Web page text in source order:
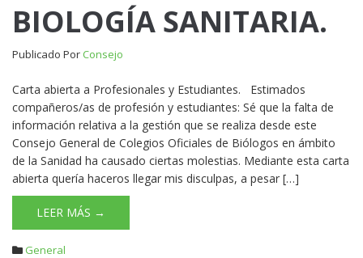
SANITARIA.
BIOLOGÍA SANITARIA.
Publicado Por Consejo
Carta abierta a Profesionales y Estudiantes. Estimados
compañeros/as de profesión y estudiantes: Sé que la falta de
información relativa a la gestión que se realiza desde este
Consejo General de Colegios Oficiales de Biólogos en ámbito
de la Sanidad ha causado ciertas molestias. Mediante esta carta
abierta quería haceros llegar mis disculpas, a pesar […]
LEER MÁS →
General